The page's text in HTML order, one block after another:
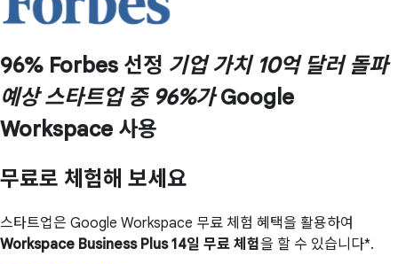
96% Forbes 선정 기업 가치 10억 달러 돌파
예상 스타트업 중 96%가Google
Workspace 사용
무료로 체험해 보세요
스타트업은 Google Workspace 무료 체험 혜택을 활용하여
Workspace Business Plus 14일 무료 체험 을 할 수 있습니다*.